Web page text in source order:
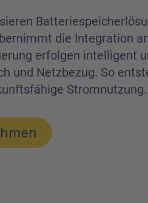
die Integration
erfolgen intelligent
und Netzbezug. So
Stromnutzung.